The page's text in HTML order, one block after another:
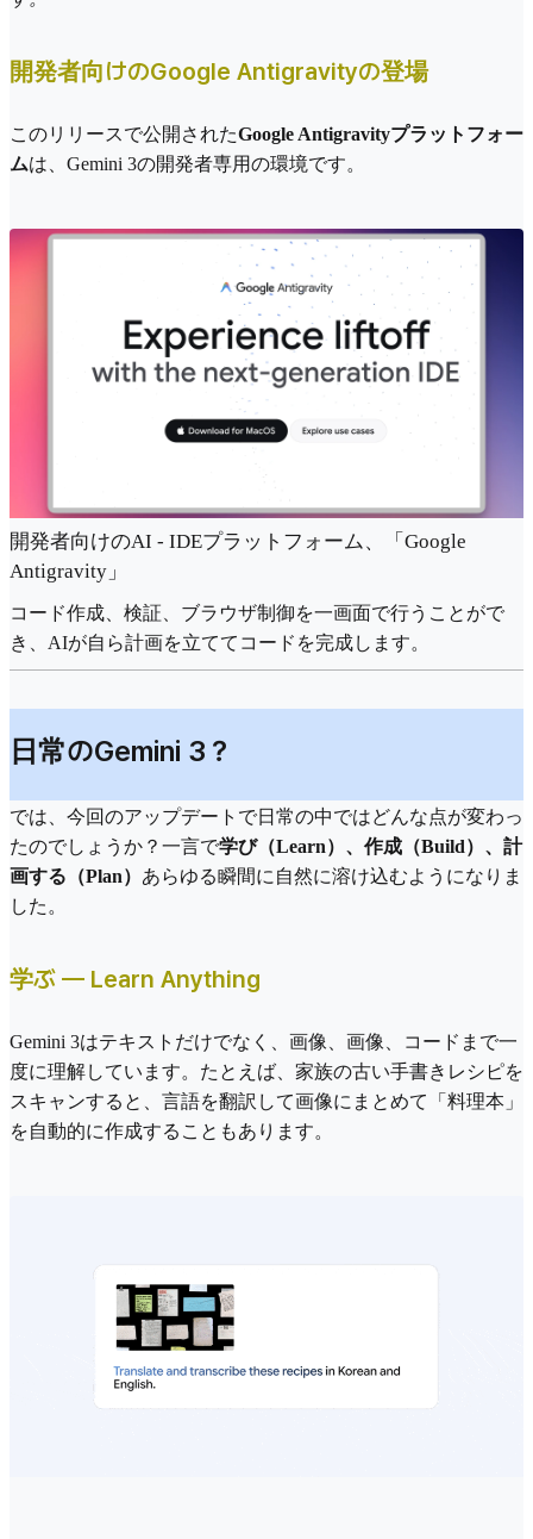
開発者向けのGoogle Antigravityの登場
このリリースで公開されたGoogle Antigravityプラットフォー
ムは、Gemini 3の開発者専用の環境です。
開発者向けのAI - IDEプラットフォーム、「Google
Antigravity」
コード作成、検証、ブラウザ制御を一画面で行うことがで
き、AIが自ら計画を立ててコードを完成します。
日常のGemini 3？
では、今回のアップデートで日常の中ではどんな点が変わっ
たのでしょうか？一言で学び（Learn）、作成（Build）、計
画する（Plan） あらゆる瞬間に自然に溶け込むようになりま
した。
学ぶ — Learn Anything
Gemini 3はテキストだけでなく、画像、画像、コードまで一
度に理解しています。たとえば、家族の古い手書きレシピを
スキャンすると、言語を翻訳して画像にまとめて「料理本」
を自動的に作成することもあります。